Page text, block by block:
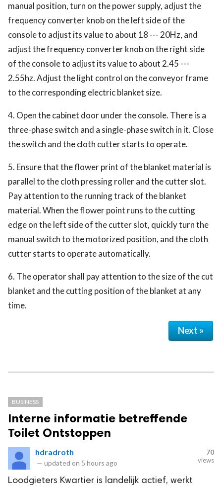
manual position, turn on the power supply, adjust the
frequency converter knob on the left side of the
console to adjust its value to about 18 --- 20Hz, and
adjust the frequency converter knob on the right side
of the console to adjust its value to about 2.45 ---
2.55hz. Adjust the light control on the conveyor frame
to the corresponding electric blanket size.
4. Open the cabinet door under the console. There is a
three-phase switch and a single-phase switch in it. Close
the switch and the cloth cutter starts to operate.
5. Ensure that the flower print of the blanket material is
parallel to the cloth pressing roller and the cutter slot.
Pay attention to the running track of the blanket
material. When the flower point runs to the cutting
edge on the left side of the cutter slot, quickly turn the
manual switch to the motorized position, and the cloth
cutter starts to operate automatically.
6. The operator shall pay attention to the size of the cut
blanket and the cutting position of the blanket at any
time.
Next »
BUSINESS
Interne informatie betreffende
Toilet Ontstoppen
hdradroth
— updated on 5 hours ago
70
views
Loodgieters Kwartier is landelijk actief, werkt